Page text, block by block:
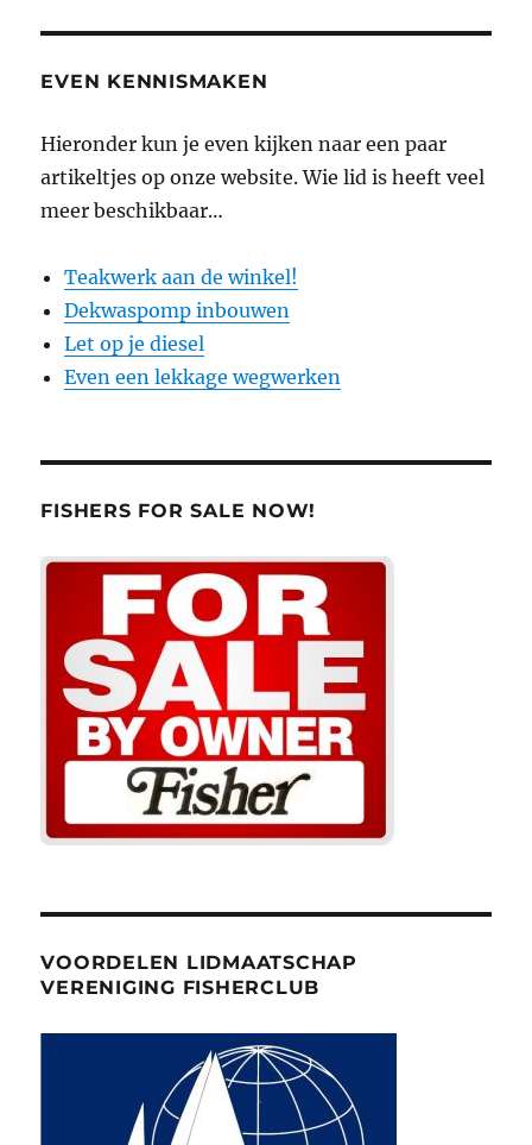
EVEN KENNISMAKEN
Hieronder kun je even kijken naar een paar
artikeltjes op onze website. Wie lid is heeft veel
meer beschikbaar…
Teakwerk aan de winkel!
Dekwaspomp inbouwen
Let op je diesel
Even een lekkage wegwerken
FISHERS FOR SALE NOW!
VOORDELEN LIDMAATSCHAP
VERENIGING FISHERCLUB